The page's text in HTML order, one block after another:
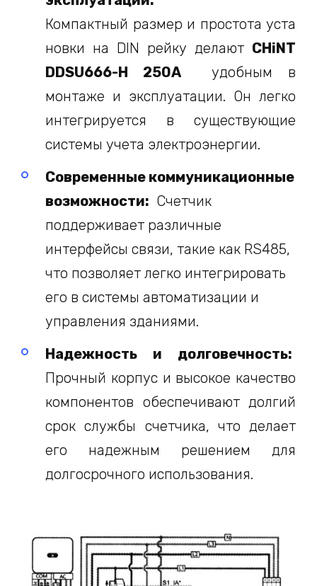
Компактный размер и простота уста
новки на DIN рейку делают CHiNT
DDSU666-H 250Aудобным в
монтаже и эксплуатации. Он легко
интегрируется в существующие
системы учета электроэнергии.
Современные коммуникационные
возможности: Счетчик
поддерживает различные
интерфейсы связи, такие как RS485,
что позволяет легко интегрировать
его в системы автоматизации и
управления зданиями.
Надежность и долговечность:
Прочный корпус и высокое качество
компонентов обеспечивают долгий
срок службы счетчика, что делает
его надежным решением для
долгосрочного использования.